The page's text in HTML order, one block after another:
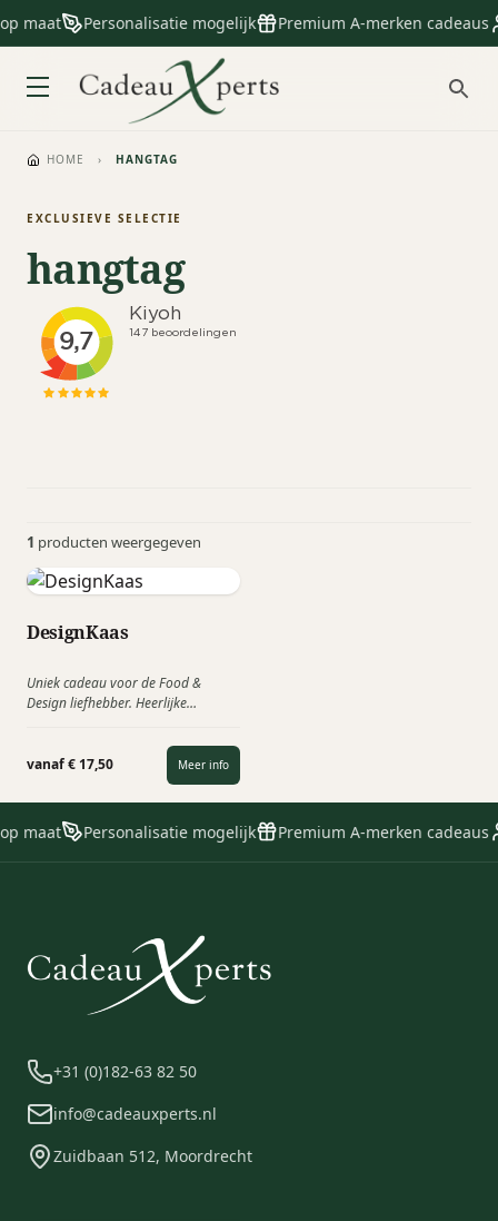
maat Personalisatie mogelijk Premium A-merken cadeaus
HOME › HANGTAG
EXCLUSIEVE SELECTIE
hangtag
1 producten weergegeven
DesignKaas
Uniek cadeau voor de Food &
Design liefhebber. Heerlijke
met een Dutch Design. U kunt deze
DesignKaasook volledig
personaliseren met uw eigen logo.
vanaf € 17,50 Meer info
maat Personalisatie mogelijk Premium A-merken cadeaus
+31 (0)182-63 82 50
info@cadeauxperts.nl
Zuidbaan 512, Moordrecht